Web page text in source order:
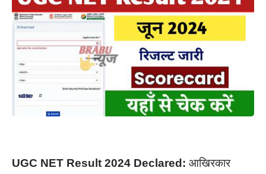
UGC NET Result 2024 Declared: आखिरकार